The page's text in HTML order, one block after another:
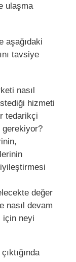
ulaşma
aşağıdaki
tavsiye
nasıl
hizmeti
tedarikçi
gerekiyor?
değer
nasıl devam
için neyi